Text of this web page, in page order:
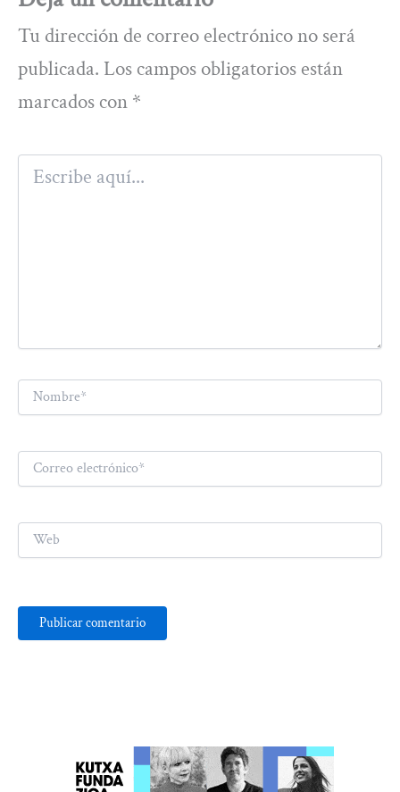
Tu dirección de correo electrónico no será
publicada. Los campos obligatorios están
marcados con *
Escribe
aquí...
Nombre*
Correo
electrónico*
Web